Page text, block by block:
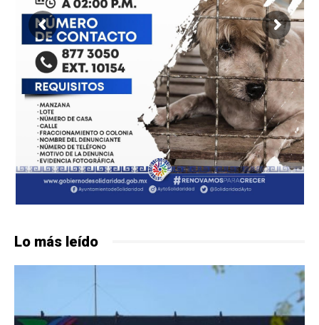
Lo más leído